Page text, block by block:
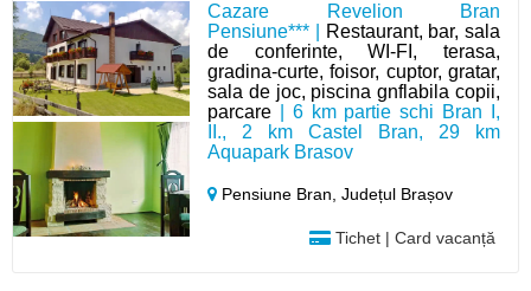
Cazare Revelion Bran
Pensiune*** |
Restaurant, bar, sala
de conferinte, WI-FI, terasa,
gradina-curte, foisor, cuptor, gratar,
sala de joc, piscina gnflabila copii,
parcare | 6 km partie schi Bran I,
II., 2 km Castel Bran, 29 km
Aquapark Brasov
Pensiune Bran,Județul Brașov
Tichet | Card vacanță